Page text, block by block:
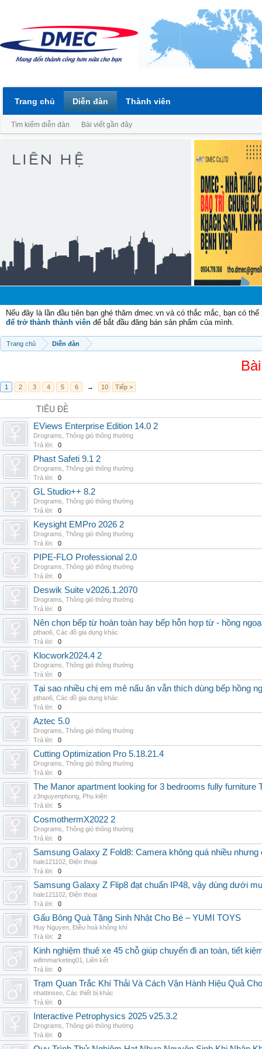
Nếu đây là lần đầu tiên bạn ghé thăm dmec.vn và có thắc mắc, bạn có
để trở thành thành viên để bắt đầu đăng bán sản phẩm của mình.
Trang chủ Diễn đàn
1 2 3 4 5 6 → 10 Tiếp >
TIÊU ĐỀ
EViews Enterprise Edition 14.0 2
Drograms Thông gió thông thường
Trả lời:
0
Phast Safeti 9.1 2
Drograms Thông gió thông thường
Trả lời:
0
GL Studio++ 8.2
Drograms Thông gió thông thường
Trả lời:
0
Keysight EMPro 2026 2
Drograms Thông gió thông thường
Trả lời:
0
PIPE-FLO Professional 2.0
Drograms Thông gió thông thường
Trả lời:
0
Deswik Suite v2026.1.2070
Drograms Thông gió thông thường
Trả lời:
0
Nên chọn bếp từ hoàn toàn hay bếp hỗn hợp từ - hồng
pthao6 Các đồ gia dụng khác
Trả lời:
0
Klocwork2024.4 2
Drograms Thông gió thông thường
Trả lời:
0
Tại sao nhiều chị em mê nấu ăn vẫn thích dùng bếp hồng
pthao6 Các đồ gia dụng khác
Trả lời:
0
Aztec 5.0
Drograms Thông gió thông thường
Trả lời:
0
Cutting Optimization Pro 5.18.21.4
Drograms Thông gió thông thường
Trả lời:
0
The Manor apartment looking for 3 bedrooms fully furniture
z3nguyenphong Phụ kiện
Trả lời:
5
CosmothermX2022 2
Drograms Thông gió thông thường
Trả lời:
0
Samsung Galaxy Z Fold8: Camera không quá nhiều nhưng
hale121102 Điện thoại
Trả lời:
0
Samsung Galaxy Z Flip8 đạt chuẩn IP48, vậy dùng dưới
hale121102 Điện thoại
Trả lời:
0
Gấu Bông Quà Tặng Sinh Nhật Cho Bé – YUMI TOYS
Huy Nguyen Điều hoà không khí
Trả lời:
2
Kinh nghiệm thuê xe 45 chỗ giúp chuyến đi an toàn, tiết
wifimmarketing01
Liên kết
Trả lời:
0
Trạm Quan Trắc Khí Thải Và Cách Vận Hành Hiệu Quả
nhattinseo Các thiết bị khác
Trả lời:
0
Interactive Petrophysics 2025 v25.3.2
Drograms Thông gió thông thường
Trả lời:
0
Trang chủ Diễn đàn
Tìm kiếm diễn đàn Bài viết gần đây
Thành viên